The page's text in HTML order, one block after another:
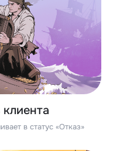
в статус «Отказ»